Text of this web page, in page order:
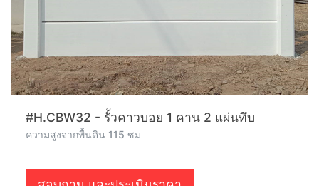
#H.CBW32 - รั้วคาวบอย 1 คาน 2 แผ่นทึบ
ความสูงจากพื้นดิน 115 ซม